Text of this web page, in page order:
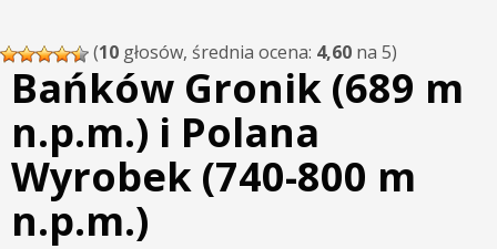
(10 głosów, średnia ocena: 4,60 na 5)
Bańków Gronik (689 m
n.p.m.) i Polana
Wyrobek (740-800 m
n.p.m.)